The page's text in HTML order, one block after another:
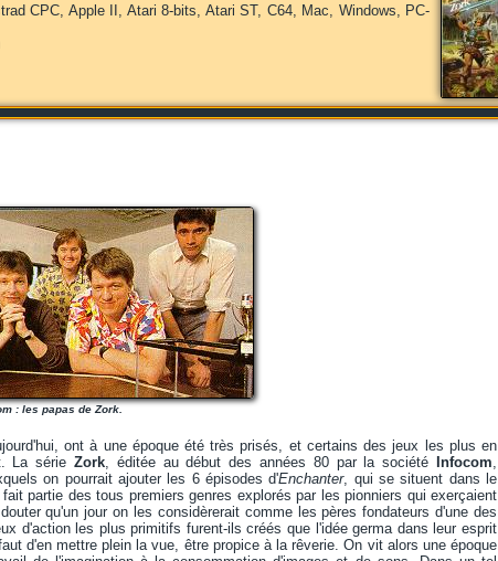
CPC, Apple II, Atari 8-bits, Atari ST, C64, Mac, Windows, PC-
: les papas de Zork.
ont à une époque été très prisés, et certains des jeux les plus en
La série Zork, éditée au début des années 80 par la société Infocom,
on pourrait ajouter les 6 épisodes d'Enchanter, qui se situent dans le
partie des tous premiers genres explorés par les pionniers qui exerçaient
qu'un jour on les considèrerait comme les pères fondateurs d'une des
d'action les plus primitifs furent-ils créés que l'idée germa dans leur esprit
d'en mettre plein la vue, être propice à la rêverie. On vit alors une époque